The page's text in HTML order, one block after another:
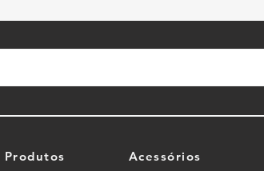
Produtos Acessórios